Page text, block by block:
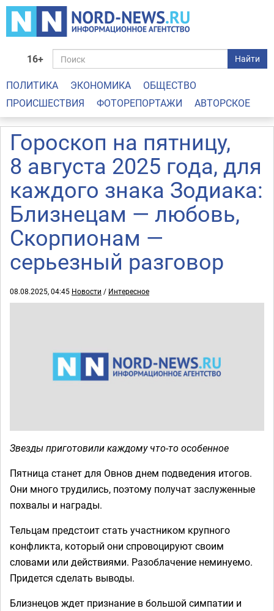
16+ Найти
ПОЛИТИКА ЭКОНОМИКА
ОБЩЕСТВО
ПРОИСШЕСТВИЯ
ФОТОРЕПОРТАЖИ АВТОРСКОЕ
Гороскоп на пятницу,
8 августа 2025 года, для
каждого знака Зодиака:
Близнецам — любовь,
Скорпионам —
серьезный разговор
08.08.2025, 04:45 Новости / Интересное
Звезды приготовили каждому что-то особенное
Пятница станет для Овнов днем подведения итогов.
Они много трудились, поэтому получат заслуженные
похвалы и награды.
Тельцам предстоит стать участником крупного
конфликта, который они спровоцируют своим
словами или действиями. Разоблачение неминуемо.
Придется сделать выводы.
Близнецов ждет признание в большой симпатии и